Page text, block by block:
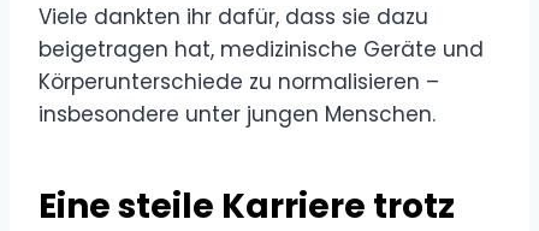
Viele dankten ihr dafür, dass sie dazu
beigetragen hat, medizinische Geräte und
Körperunterschiede zu normalisieren –
insbesondere unter jungen Menschen.
Eine steile Karriere trotz